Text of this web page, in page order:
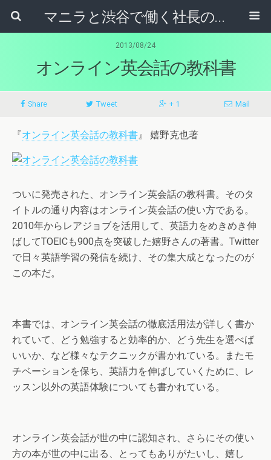
マニラと渋谷で働く社長のブログ
2013/08/24
オンライン英会話の教科書
Share Tweet + 1 Mail
『オンライン英会話の教科書』 嬉野克也著
ついに発売された、オンライン英会話の教科書。そのタ
イトルの通り内容はオンライン英会話の使い方である。
2010年からレアジョブを活用して、英語力をめきめき伸
ばしてTOEICも900点を突破した嬉野さんの著書。Twitter
で日々英語学習の発信を続け、その集大成となったのが
この本だ。
本書では、オンライン英会話の徹底活用法が詳しく書か
れていて、どう勉強すると効率的か、どう先生を選べば
いいか、など様々なテクニックが書かれている。またモ
チベーションを保ち、英語力を伸ばしていくために、レ
ッスン以外の英語体験についても書かれている。
オンライン英会話が世の中に認知され、さらにその使い
方の本が世の中に出る、とってもありがたいし、嬉し